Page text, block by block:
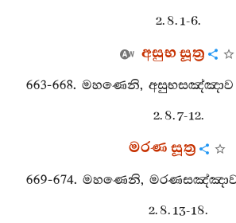
2. 8. 1-6.
අසුභ සූත්‍ර
663-668. මහණෙනි, අසුභසඤ්ඤාව
2. 8. 7-12.
මරණ සූත්‍ර
669-674. මහණෙනි,
2. 8. 13-18.